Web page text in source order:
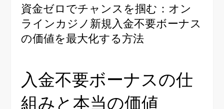
資金ゼロでチャンスを掴む：オン
ラインカジノ新規入金不要ボーナス
の価値を最大化する方法
入金不要ボーナスの仕
組みと本当の価値